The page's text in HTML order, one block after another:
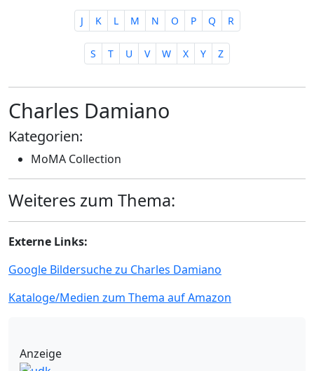
J K L M N O P Q R
S T U V W X Y Z
Charles Damiano
Kategorien:
MoMA Collection
Weiteres zum Thema:
Externe Links:
Google Bildersuche zu Charles Damiano
Kataloge/Medien zum Thema auf Amazon
Anzeige